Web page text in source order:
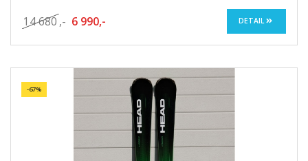
14 680 ,- 6 990,- DETAIL
-67%